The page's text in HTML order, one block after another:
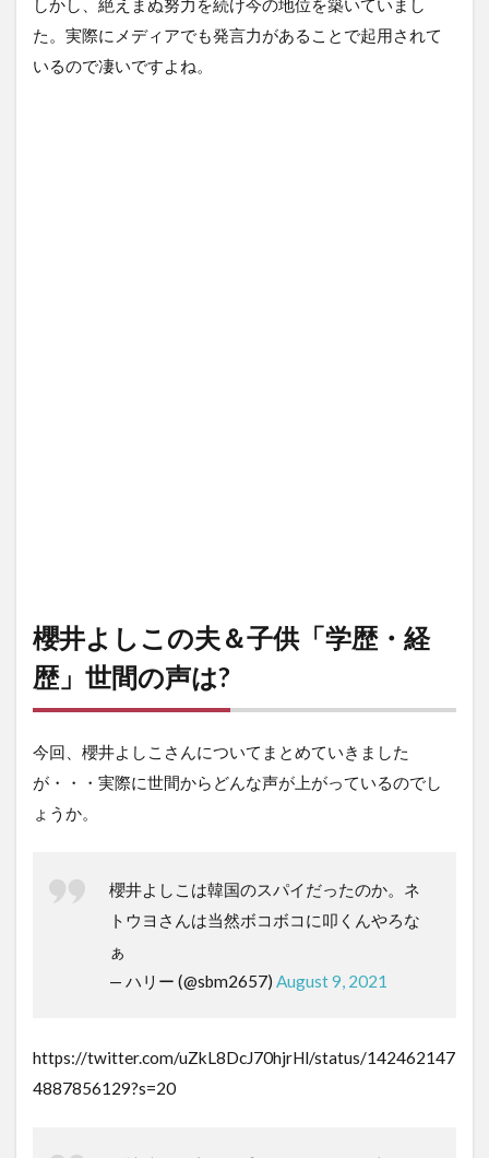
しかし、絶えまぬ努力を続け今の地位を築いていまし
た。実際にメディアでも発言力があることで起用されて
いるので凄いですよね。
櫻井よしこの夫＆子供「学歴・経
歴」世間の声は?
今回、櫻井よしこさんについてまとめていきました
が・・・実際に世間からどんな声が上がっているのでし
ょうか。
櫻井よしこは韓国のスパイだったのか。ネ
トウヨさんは当然ボコボコに叩くんやろな
ぁ
— ハリー (@sbm2657) August 9, 2021
https://twitter.com/uZkL8DcJ70hjrHl/status/142462147
4887856129?s=20